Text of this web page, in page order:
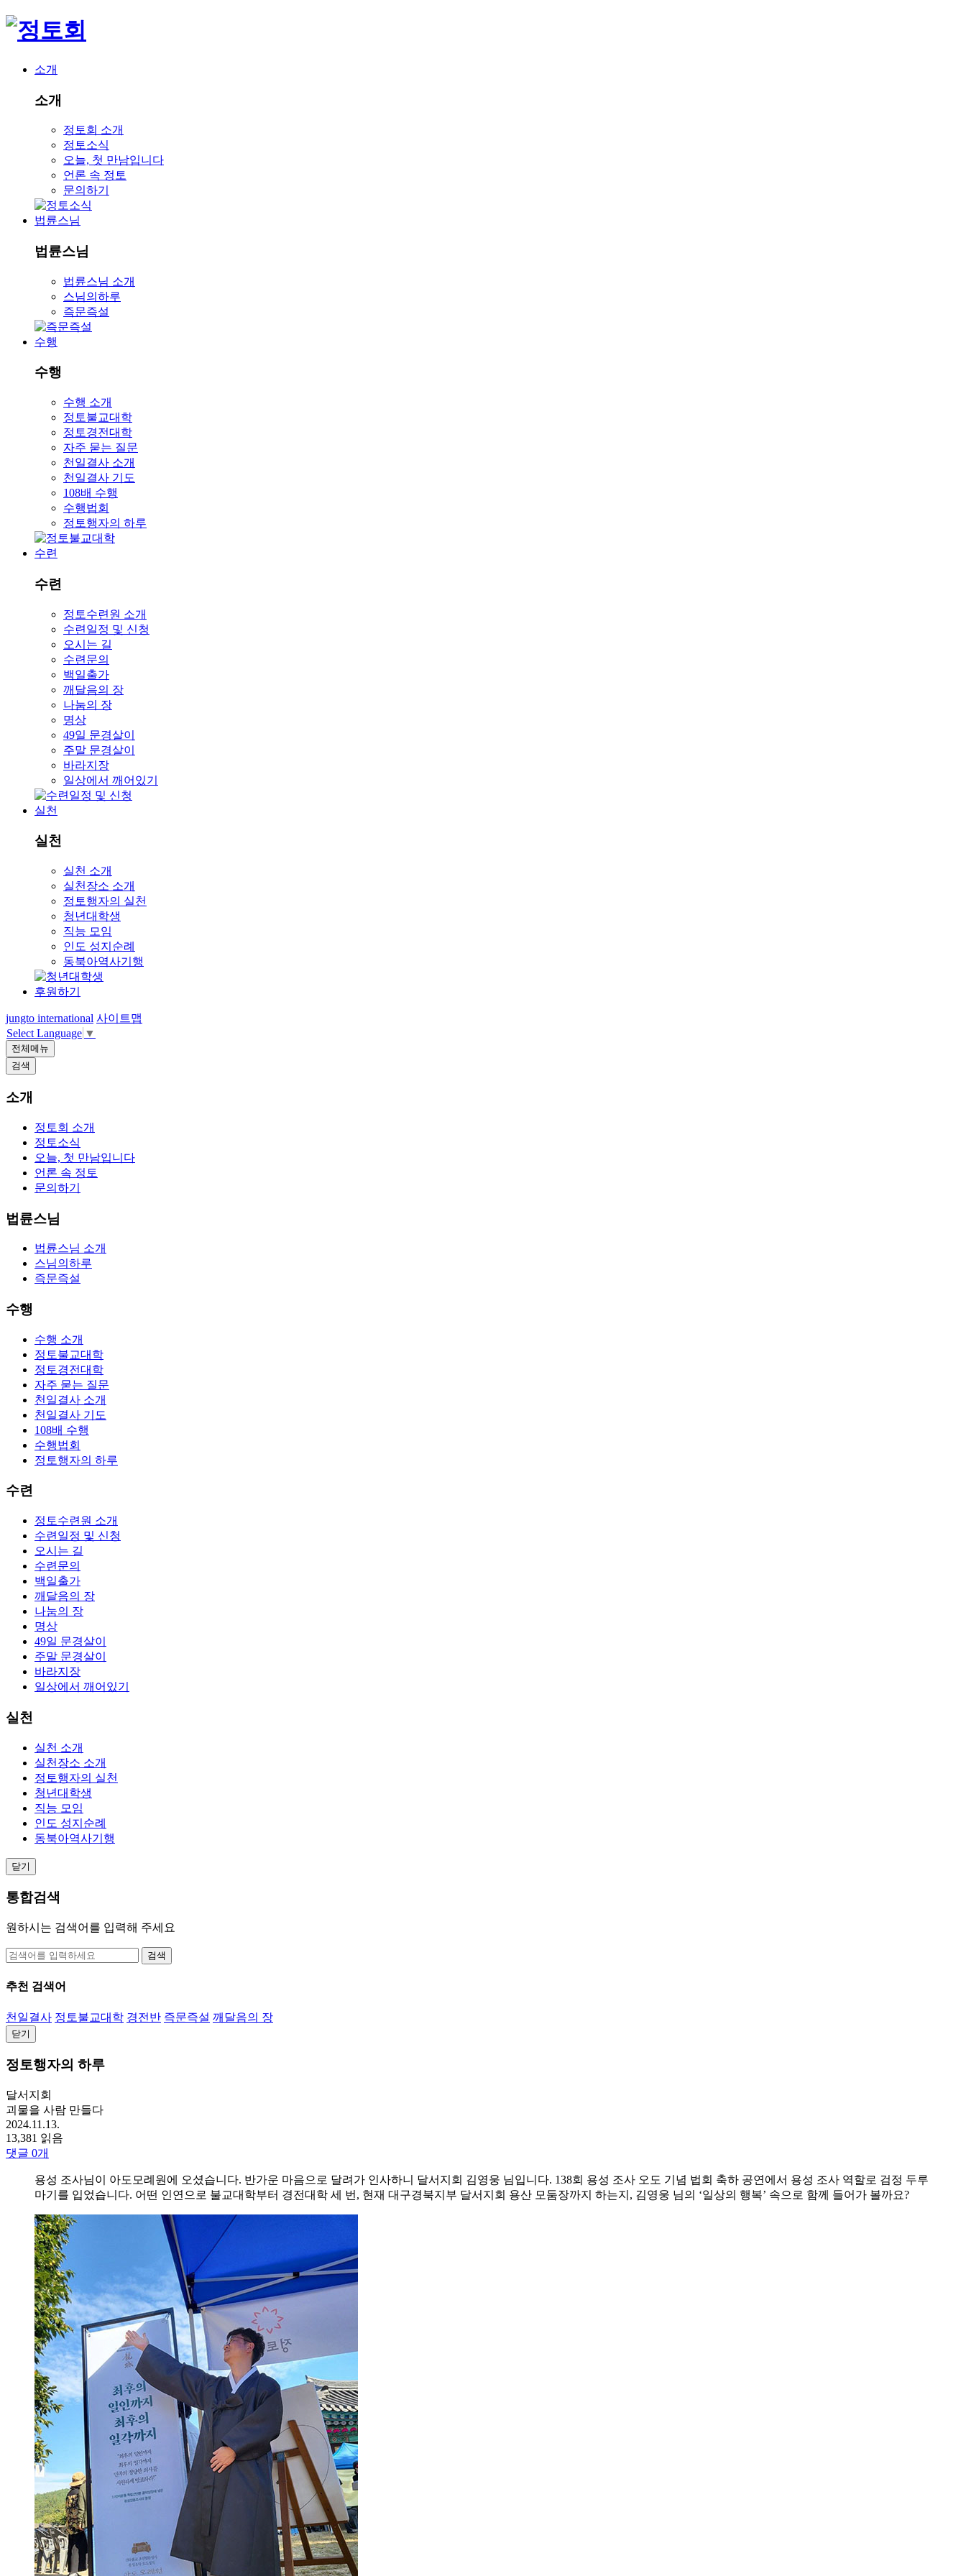
소개
소개
정토회 소개
정토소식
오늘, 첫 만남입니다
언론 속 정토
문의하기
법륜스님
법륜스님
법륜스님 소개
스님의하루
즉문즉설
수행
수행
수행 소개
정토불교대학
정토경전대학
자주 묻는 질문
천일결사 소개
천일결사 기도
108배 수행
수행법회
정토행자의 하루
수련
수련
정토수련원 소개
수련일정 및 신청
오시는 길
수련문의
백일출가
깨달음의 장
나눔의 장
명상
49일 문경살이
주말 문경살이
바라지장
일상에서 깨어있기
실천
실천
실천 소개
실천장소 소개
정토행자의 실천
청년대학생
직능 모임
인도 성지순례
동북아역사기행
후원하기
jungto international 사이트맵
Select Language ▼
전체메뉴
검색
소개
정토회 소개
정토소식
오늘, 첫 만남입니다
언론 속 정토
문의하기
법륜스님
법륜스님 소개
스님의하루
즉문즉설
수행
수행 소개
정토불교대학
정토경전대학
자주 묻는 질문
천일결사 소개
천일결사 기도
108배 수행
수행법회
정토행자의 하루
수련
정토수련원 소개
수련일정 및 신청
오시는 길
수련문의
백일출가
깨달음의 장
나눔의 장
명상
49일 문경살이
주말 문경살이
바라지장
일상에서 깨어있기
실천
실천 소개
실천장소 소개
정토행자의 실천
청년대학생
직능 모임
인도 성지순례
동북아역사기행
닫기
통합검색
원하시는 검색어를 입력해 주세요
검색
추천 검색어
천일결사 정토불교대학 경전반 즉문즉설 깨달음의 장
닫기
정토행자의 하루
달서지회
괴물을 사람 만들다
2024.11.13.
13,381 읽음
댓글 0개
용성 조사님이 아도모례원에 오셨습니다. 반가운 마음으로 달려가 인사하니 달서지회 김영웅 님입니다. 138회 용성 조사 오도 기념 법회 축하 공연에서 용성 조사 역할로 검정 두루
마기를 입었습니다. 어떤 인연으로 불교대학부터 경전대학 세 번, 현재 대구경북지부 달서지회 용산 모둠장까지 하는지, 김영웅 님의 ‘일상의 행복’ 속으로 함께 들어가 볼까요?